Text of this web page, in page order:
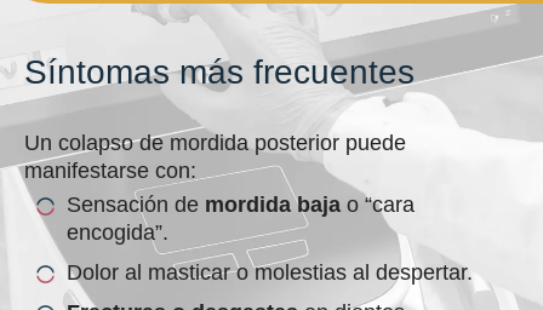
Síntomas más frecuentes
Un colapso de mordida posterior puede
manifestarse con:
Sensación de mordida baja o “cara
encogida”.
Dolor al masticar o molestias al despertar.